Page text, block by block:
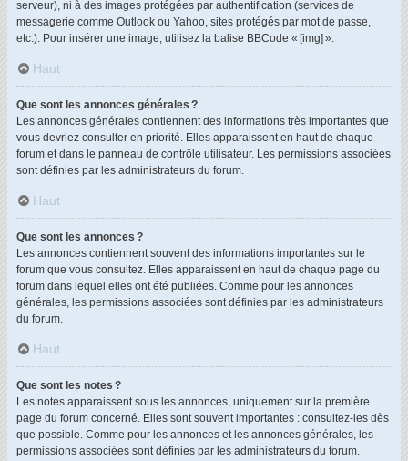
serveur), ni à des images protégées par authentification (services de
messagerie comme Outlook ou Yahoo, sites protégés par mot de passe,
etc.). Pour insérer une image, utilisez la balise BBCode « [img] ».
Haut
Que sont les annonces générales ?
Les annonces générales contiennent des informations très importantes que
vous devriez consulter en priorité. Elles apparaissent en haut de chaque
forum et dans le panneau de contrôle utilisateur. Les permissions associées
sont définies par les administrateurs du forum.
Haut
Que sont les annonces ?
Les annonces contiennent souvent des informations importantes sur le
forum que vous consultez. Elles apparaissent en haut de chaque page du
forum dans lequel elles ont été publiées. Comme pour les annonces
générales, les permissions associées sont définies par les administrateurs
du forum.
Haut
Que sont les notes ?
Les notes apparaissent sous les annonces, uniquement sur la première
page du forum concerné. Elles sont souvent importantes : consultez-les dès
que possible. Comme pour les annonces et les annonces générales, les
permissions associées sont définies par les administrateurs du forum.